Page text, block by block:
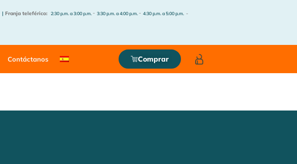
| Franja teleférico: 2:30 p.m. a 3:00 p.m. - 3:30 p.m. a 4:00 p.m. - 4:30 p.m. a 5:00 p.m. -
Contáctanos Comprar